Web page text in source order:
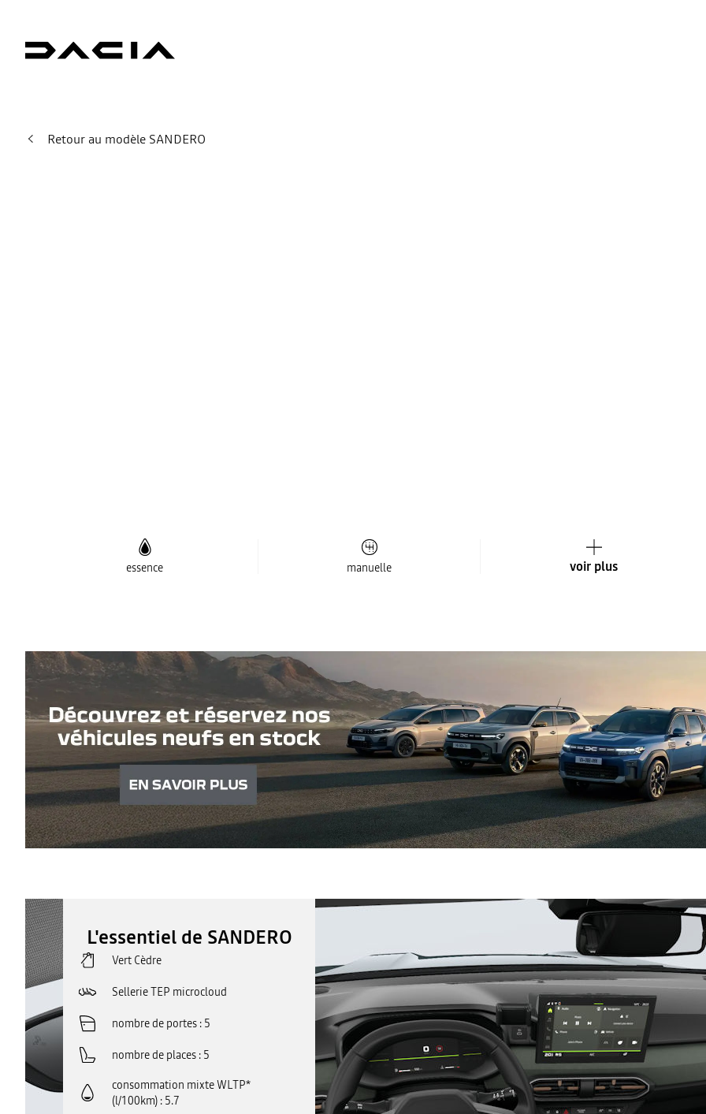
Retour au modèle SANDERO
essence manuelle voir plus
L'essentiel de SANDERO
Vert Cèdre
Sellerie TEP microcloud
nombre de portes 5
nombre de places 5
consommation mixte WLTP*
(l/100km) 5.7